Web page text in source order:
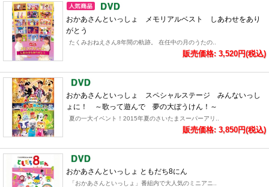
おかあさんといっしょ メモリアルベスト しあわせをあり
がとう
たくみおねえさん8年間の軌跡。 在任中の月のうたの..
販売価格: 3,520円(税込)
おかあさんといっしょ スペシャルステージ みんないっし
ょに！ ～歌って遊んで 夢の大ぼうけん！～
夏の一大イベント！2015年夏のさいたまスーパーアリ..
販売価格: 3,850円(税込)
おかあさんといっしょ ともだち8にん
「おかあさんといっしょ」番組内で大人気のミニアニ..